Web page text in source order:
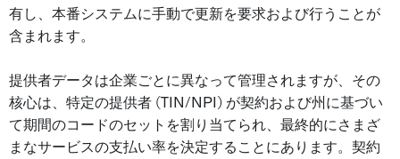
有し、本番システムに手動で更新を要求および行うことが
含まれます。
提供者データは企業ごとに異なって管理されますが、その
核心は、特定の提供者 (TIN/NPI) が契約および州に基づい
て期間のコードのセットを割り当てられ、最終的にさまざ
まなサービスの支払い率を決定することにあります。契約